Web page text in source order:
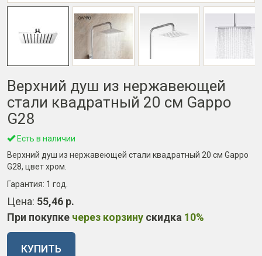
Верхний душ из нержавеющей
стали квадратный 20 см Gappo
G28
Есть в наличии
Верхний душ из нержавеющей стали квадратный 20 см Gappo
G28, цвет хром.
Гарантия: 1 год
Цена: 55,46 р.
При покупке через корзину скидка 10%
КУПИТЬ